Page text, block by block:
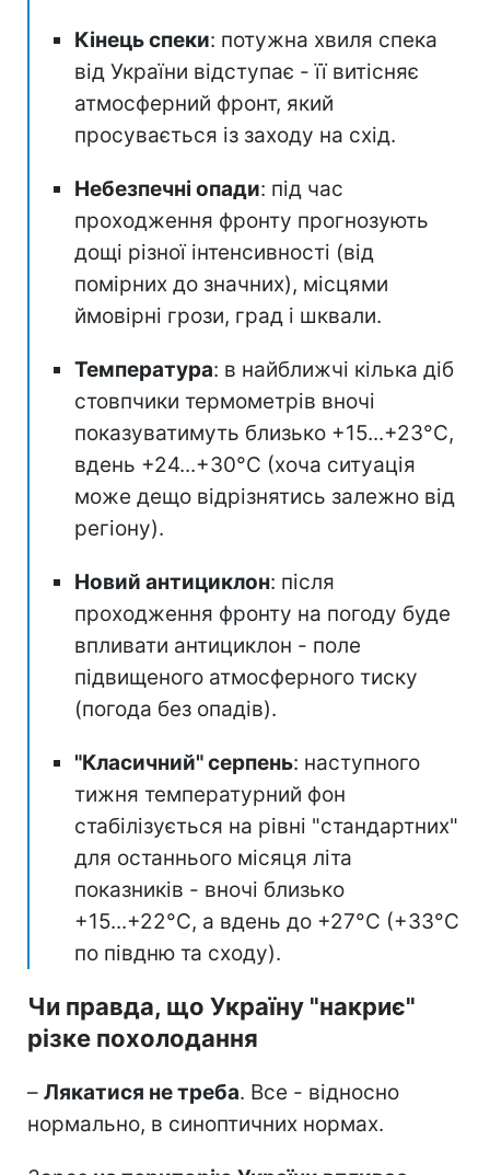
Кінець спеки: потужна хвиля спека
від України відступає - її витісняє
атмосферний фронт, який
просувається із заходу на схід.
Небезпечні опади: під час
проходження фронту прогнозують
дощі різної інтенсивності (від
помірних до значних), місцями
ймовірні грози, град і шквали.
Температура: в найближчі кілька діб
стовпчики термометрів вночі
показуватимуть близько +15...+23°С,
вдень +24...+30°C (хоча ситуація
може дещо відрізнятись залежно від
регіону).
Новий антициклон: після
проходження фронту на погоду буде
впливати антициклон - поле
підвищеного атмосферного тиску
(погода без опадів).
"Класичний" серпень: наступного
тижня температурний фон
стабілізується на рівні "стандартних"
для останнього місяця літа
показників - вночі близько
+15...+22°C, а вдень до +27°C (+33°C
по півдню та сходу).
Чи правда, що Україну "накриє"
різке похолодання
– Лякатися не треба. Все - відносно
нормально, в синоптичних нормах.